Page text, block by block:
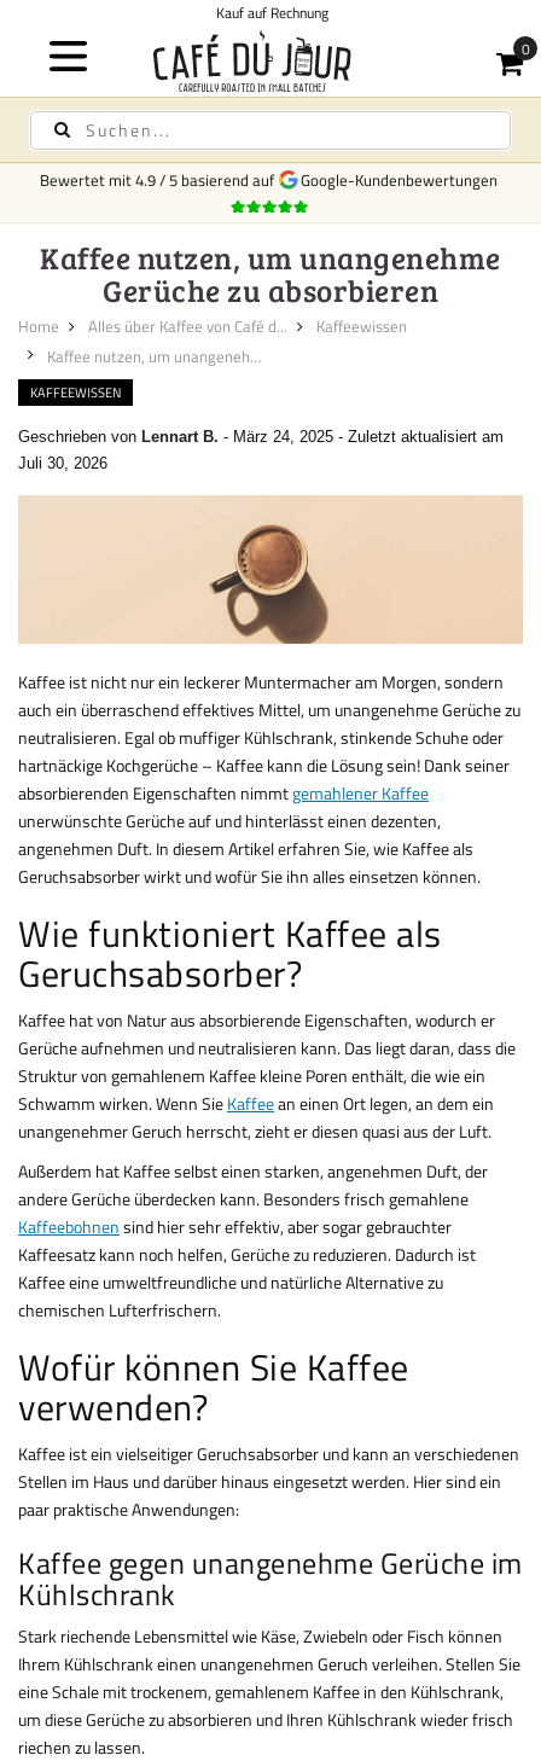
Bewertet mit4.9/5 basierend auf Google-Kundenbewertungen
Kaffee nutzen, um unangenehme
Gerüche zu absorbieren
Home Alles über Kaffee von Café d...
Kaffeewissen
Kaffee nutzen, um unangenehme ...
KAFFEEWISSEN
Geschrieben von Lennart B. - März 24, 2025 - Zuletzt aktualisiert am
Juli 30, 2026
Kaffee ist nicht nur ein leckerer Muntermacher am Morgen, sondern
auch ein überraschend effektives Mittel, um unangenehme Gerüche zu
neutralisieren. Egal ob muffiger Kühlschrank, stinkende Schuhe oder
hartnäckige Kochgerüche – Kaffee kann die Lösung sein! Dank seiner
absorbierenden Eigenschaften nimmtgemahlener Kaffee
unerwünschte Gerüche auf und hinterlässt einen dezenten,
angenehmen Duft. In diesem Artikel erfahren Sie, wie Kaffee als
Geruchsabsorber wirkt und wofür Sie ihn alles einsetzen können.
Wie funktioniert Kaffee als
Geruchsabsorber?
Kaffee hat von Natur aus absorbierende Eigenschaften, wodurch er
Gerüche aufnehmen und neutralisieren kann. Das liegt daran, dass die
Struktur von gemahlenem Kaffee kleine Poren enthält, die wie ein
Schwamm wirken. Wenn SieKaffeean einen Ort legen, an dem ein
unangenehmer Geruch herrscht, zieht er diesen quasi aus der Luft.
Außerdem hat Kaffee selbst einen starken, angenehmen Duft, der
andere Gerüche überdecken kann. Besonders frisch gemahlene
Kaffeebohnensind hier sehr effektiv, aber sogar gebrauchter
Kaffeesatz kann noch helfen, Gerüche zu reduzieren. Dadurch ist
Kaffee eine umweltfreundliche und natürliche Alternative zu
chemischen Lufterfrischern.
Wofür können Sie Kaffee
verwenden?
Kaffee ist ein vielseitiger Geruchsabsorber und kann an verschiedenen
Stellen im Haus und darüber hinaus eingesetzt werden. Hier sind ein
paar praktische Anwendungen:
Kaffee gegen unangenehme Gerüche im
Kühlschrank
Stark riechende Lebensmittel wie Käse, Zwiebeln oder Fisch können
Ihrem Kühlschrank einen unangenehmen Geruch verleihen. Stellen Sie
eine Schale mit trockenem, gemahlenem Kaffee in den Kühlschrank,
um diese Gerüche zu absorbieren und Ihren Kühlschrank wieder frisch
riechen zu lassen.